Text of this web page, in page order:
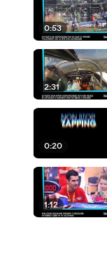
0:53
2:31
0:20
1:12